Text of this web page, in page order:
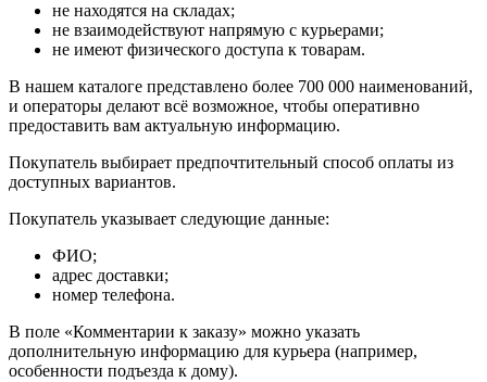
не находятся на складах;
не взаимодействуют напрямую с курьерами;
не имеют физического доступа к товарам.
В нашем каталоге представлено более 700 000 наименований,
и операторы делают всё возможное, чтобы оперативно
предоставить вам актуальную информацию.
Покупатель выбирает предпочтительный способ оплаты из
доступных вариантов.
Покупатель указывает следующие данные:
ФИО;
адрес доставки;
номер телефона.
В поле «Комментарии к заказу» можно указать
дополнительную информацию для курьера (например,
особенности подъезда к дому).